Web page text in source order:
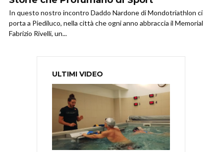
In questo nostro incontro Daddo Nardone di Mondotriathlon ci
porta a Piediluco, nella città che ogni anno abbraccia il Memorial
Fabrizio Rivelli, un...
ULTIMI VIDEO